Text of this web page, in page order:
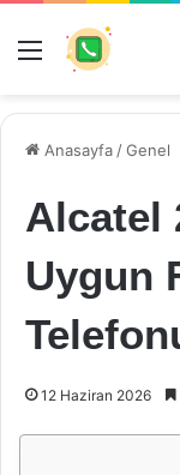
Menü
Anasayfa /Genel
Alcatel
Uygun
12 Haziran 2026